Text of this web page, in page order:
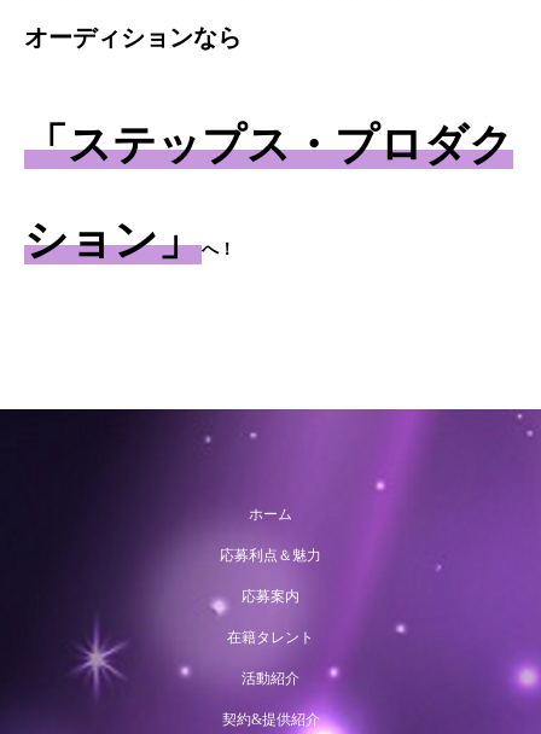
オーディションなら
「ステップス・プロダク
ション」へ！
ホーム
応募利点＆魅力
応募案内
在籍タレント
活動紹介
契約&提供紹介